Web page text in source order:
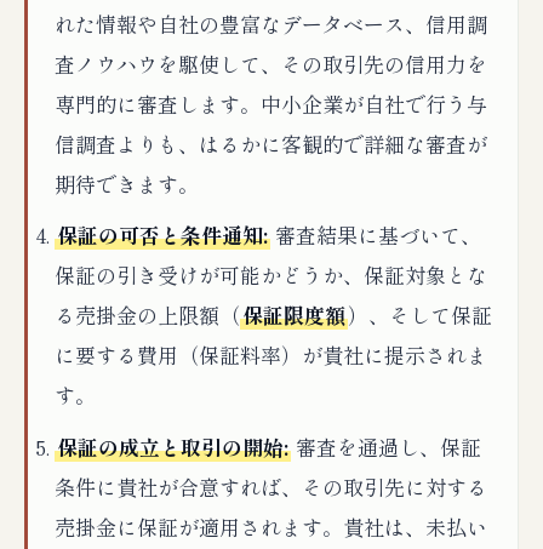
れた情報や自社の豊富なデータベース、信用調
査ノウハウを駆使して、その取引先の信用力を
専門的に審査します。中小企業が自社で行う与
信調査よりも、はるかに客観的で詳細な審査が
期待できます。
保証の可否と条件通知: 審査結果に基づいて、
保証の引き受けが可能かどうか、保証対象とな
る売掛金の上限額（保証限度額）、そして保証
に要する費用（保証料率）が貴社に提示されま
す。
保証の成立と取引の開始: 審査を通過し、保証
条件に貴社が合意すれば、その取引先に対する
売掛金に保証が適用されます。貴社は、未払い